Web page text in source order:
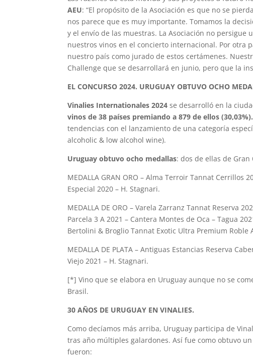
AEU: “El propósito de la Asociación es que no se
nos parece que es muy importante. Tomamos la
y el envío de las muestras. La Asociación no
nuestros vinos en el concierto internacional. Por otra
nuestro país como jurado de estos certámenes.
Challenge que se desarrollará en junio, pero que la
EL CONCURSO 2024. URUGUAY OBTUVO OCHO
Vinalies Internationales 2024 se desarrolló en la
vinos de 38 países premiando a 879 de ellos (30,03%).
tendencias con el lanzamiento de una categoría
alcoholic & low alcohol wine).
Uruguay obtuvo ocho medallas: dos de ellas de
MEDALLA GRAN ORO – Alma Terroir Tannat Cerrillos
Especial 2020 – H. Stagnari.
MEDALLA DE ORO – Varela Zarranz Tannat Reserva
Parcela 3 A 2021 – Cantera Montes de Oca – Tagua
Bertolini & Broglio Tannat Exotic Ultra Premium Roble
MEDALLA DE PLATA – Antiguas Estancias Reserva
Viejo 2021 – H. Stagnari.
[*] Vino que se elabora en Uruguay aunque no se
Brasil.
30 AÑOS DE URUGUAY EN VINALIES.
Como decíamos más arriba, Uruguay participa de
tras año múltiples galardones. Así fue como obtuvo
fueron: